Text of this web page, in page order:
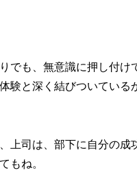
でも、無意識に押し付け
験と深く結びついてい
上司は、部下に自分の成
もね。